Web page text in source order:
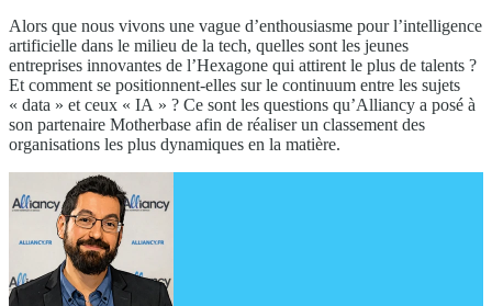
Alors que nous vivons une vague d’enthousiasme pour l’intelligence
artificielle dans le milieu de la tech, quelles sont les jeunes
entreprises innovantes de l’Hexagone qui attirent le plus de talents ?
Et comment se positionnent-elles sur le continuum entre les sujets
« data » et ceux « IA » ? Ce sont les questions qu’Alliancy a posé à
son partenaire Motherbase afin de réaliser un classement des
organisations les plus dynamiques en la matière.